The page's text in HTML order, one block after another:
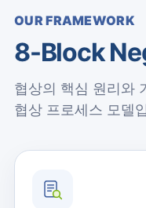
OUR FRAMEWORK
8-Block
협상의 핵심 원리와
협상 프로세스 모델